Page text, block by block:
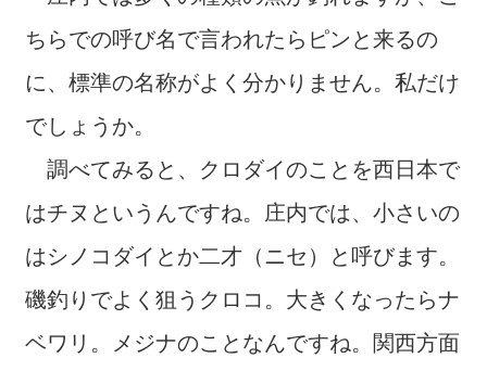
ちらでの呼び名で言われたらピンと来るの
に、標準の名称がよく分かりません。私だけ
でしょうか。
調べてみると、クロダイのことを西日本で
はチヌというんですね。庄内では、小さいの
はシノコダイとか二才（ニセ）と呼びます。
磯釣りでよく狙うクロコ。大きくなったらナ
ベワリ。メジナのことなんですね。関西方面